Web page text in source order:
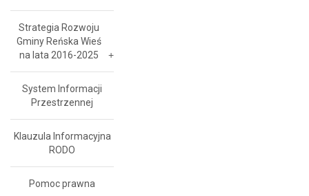
Strategia Rozwoju
Gminy Reńska Wieś
na lata 2016-2025
System Informacji
Przestrzennej
Klauzula Informacyjna
RODO
Pomoc prawna